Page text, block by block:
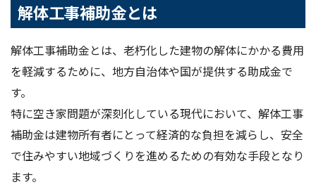
解体工事補助金とは
解体工事補助金とは、老朽化した建物の解体にかかる費用
を軽減するために、地方自治体や国が提供する助成金で
す。
特に空き家問題が深刻化している現代において、解体工事
補助金は建物所有者にとって経済的な負担を減らし、安全
で住みやすい地域づくりを進めるための有効な手段となり
ます。